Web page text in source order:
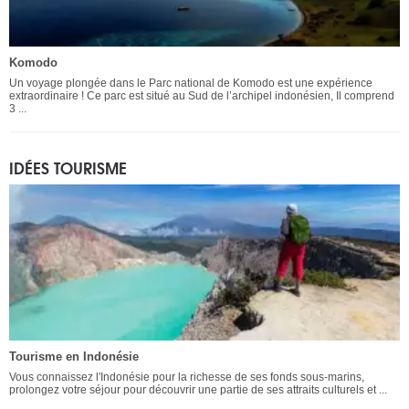
Komodo
Un voyage plongée dans le Parc national de Komodo est une expérience
extraordinaire ! Ce parc est situé au Sud de l’archipel indonésien, Il comprend
3 ...
IDÉES TOURISME
Tourisme en Indonésie
Vous connaissez l'Indonésie pour la richesse de ses fonds sous-marins,
prolongez votre séjour pour découvrir une partie de ses attraits culturels et ...